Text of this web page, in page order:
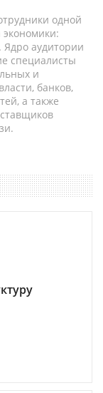
одной
аудитории
специалисты
и
банков,
а также